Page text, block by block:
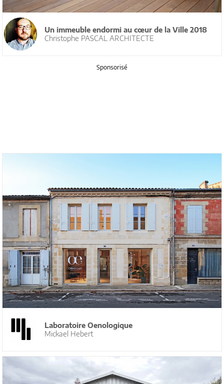
Un immeuble endormi au cœur de la Ville 2018
Christophe PASCAL ARCHITECTE
Sponsorisé
Laboratoire Oenologique
Mickael Hebert